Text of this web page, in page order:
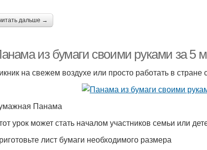
дальше →
из бумаги своими руками за 5
на свежем воздухе или просто работать в
Панама
урок может стать началом участников семьи или
лист бумаги необходимого размера